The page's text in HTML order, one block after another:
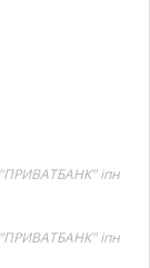
іпн
іпн